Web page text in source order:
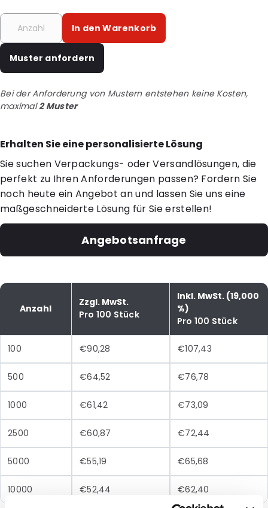
In den Warenkorb
Muster anfordern
Bei der Anforderung von Mustern entstehen keine Kosten,
maximal2 Muster
Erhalten Sie eine personalisierte Lösung
Sie suchen Verpackungs- oder Versandlösungen, die
perfekt zu Ihren Anforderungen passen? Fordern Sie
noch heute ein Angebot an und lassen Sie uns eine
maßgeschneiderte Lösung für Sie erstellen!
Angebotsanfrage
Anzahl
Zzgl. MwSt.
Pro 100 Stück
Inkl. MwSt. (19,000
%)
Pro 100 Stück
100 €90,28 €107,43
500 €64,52 €76,78
1000 €61,42 €73,09
2500 €60,87 €72,44
5000 €55,19 €65,68
10000 €52,44 €62,40